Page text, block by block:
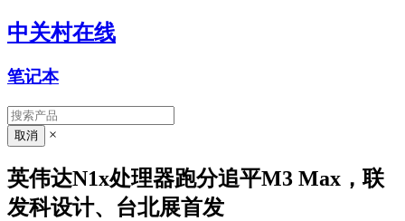
中关村在线
笔记本
×
英伟达N1x处理器跑分追平M3 Max，联
发科设计、台北展首发